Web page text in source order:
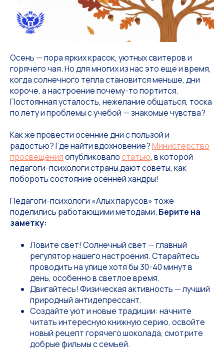
Осень — пора ярких красок, уютных свитеров и
горячего чая. Но для многих из нас это еще и время,
когда солнечного тепла становится меньше, дни
короче, а настроение почему-то портится.
Постоянная усталость, нежелание общаться, тоска
по лету и проблемы с учебой — знакомые чувства?
Как же провести осенние дни с пользой и
радостью? Где найти вдохновение?Министерство
просвещенияопубликовалостатью, в которой
педагоги-психологи страны дают советы, как
побороть состояние осенней хандры!
Педагоги-психологи «Алых парусов» тоже
поделились работающими методами. Берите на
заметку:
Ловите свет! Солнечный свет — главный
регулятор нашего настроения. Старайтесь
проводить на улице хотя бы 30-40 минут в
день, особенно в светлое время.
Двигайтесь! Физическая активность — лучший
природный антидепрессант.
Создайте уют и новые традиции: начните
читать интересную книжную серию, освойте
новый рецепт горячего шоколада, смотрите
добрые фильмы с семьей.